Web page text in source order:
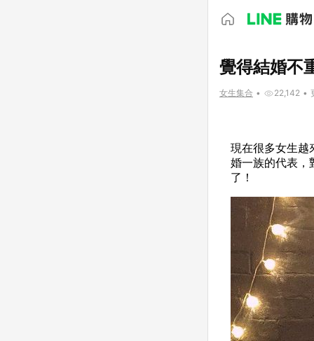
覺得結婚不
女生集合 • 22,142 •
現在很多女生越
婚一族的代表，
了！